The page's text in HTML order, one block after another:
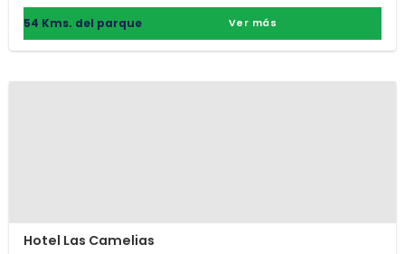
54 Kms. del parque Ver más
Hotel Las Camelias